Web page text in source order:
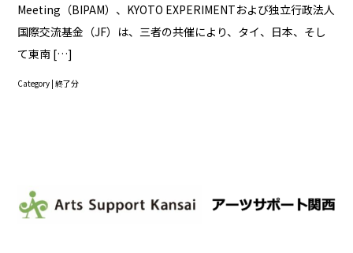
Meeting（BIPAM）、KYOTO EXPERIMENTおよび独立行政法人
国際交流基金（JF）は、三者の共催により、タイ、日本、そし
て東南 […]
Category |終了分